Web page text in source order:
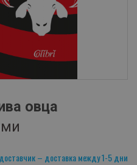
овца
– доставка между 1-5 дни